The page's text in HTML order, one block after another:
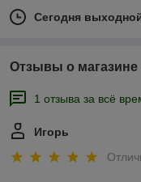
Сегодня
Отзывы о магазине
1 отзыва за всё
Игорь